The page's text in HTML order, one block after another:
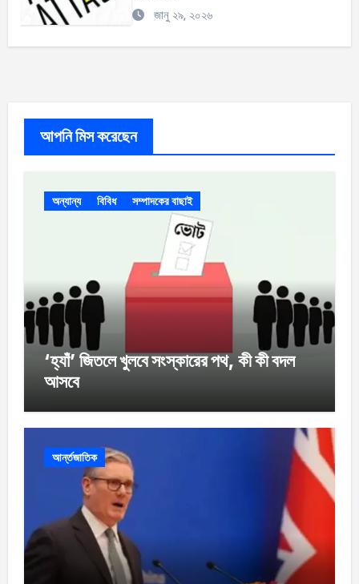
জানু ২৯, ২০২৬
আপনি মিস করেছেন
অন্যান্য বিবিধ সম্পাদকের বাছাই
‘হ্যাঁ’ জিতলে খুলবে সংস্কারের পথ, কী কী বদল
আসবে
আর্ন্তজাতিক